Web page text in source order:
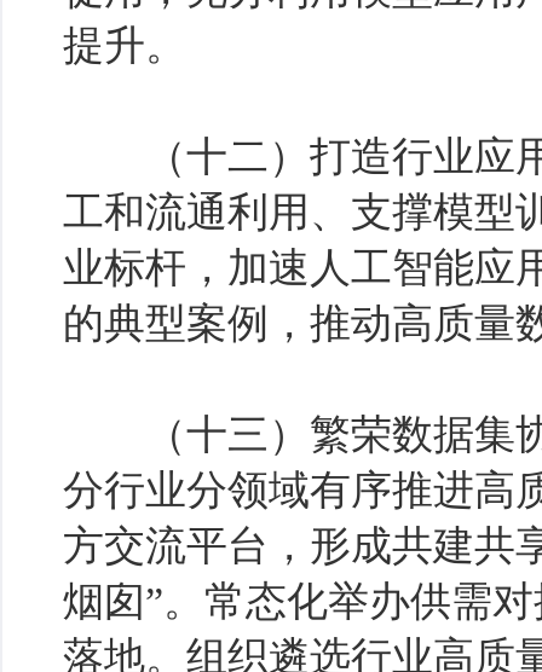
提升。
（十二）打造行业应用
工和流通利用、支撑模型
业标杆，加速人工智能应
的典型案例，推动高质量
（十三）繁荣数据集协
分行业分领域有序推进高
方交流平台，形成共建共
烟囱”。常态化举办供需
落地。组织遴选行业高质